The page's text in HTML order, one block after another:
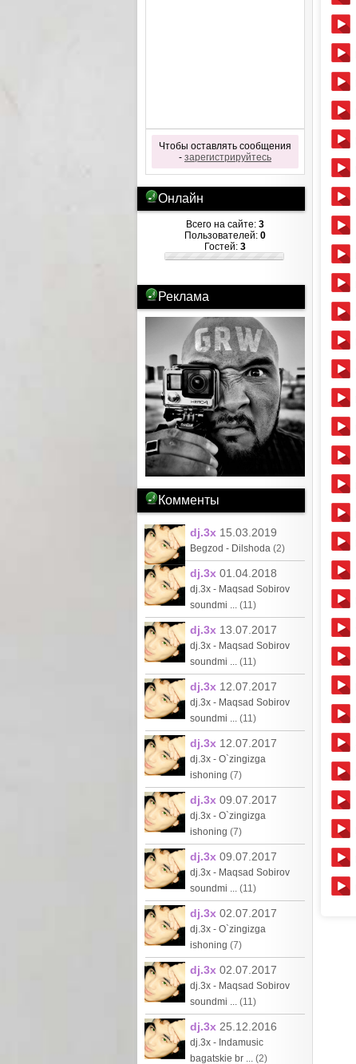
Чтобы оставлять сообщения
- зарегистрируйтесь
Онлайн
Всего на сайте: 3
Пользователей: 0
Гостей: 3
Реклама
Комменты
dj.3x 15.03.2019
Begzod - Dilshoda (2)
dj.3x 01.04.2018
dj.3x - Maqsad Sobirov
soundmi ... (11)
dj.3x 13.07.2017
dj.3x - Maqsad Sobirov
soundmi ... (11)
dj.3x 12.07.2017
dj.3x - Maqsad Sobirov
soundmi ... (11)
dj.3x 12.07.2017
dj.3x - O`zingizga
ishoning (7)
dj.3x 09.07.2017
dj.3x - O`zingizga
ishoning (7)
dj.3x 09.07.2017
dj.3x - Maqsad Sobirov
soundmi ... (11)
dj.3x 02.07.2017
dj.3x - O`zingizga
ishoning (7)
dj.3x 02.07.2017
dj.3x - Maqsad Sobirov
soundmi ... (11)
dj.3x 25.12.2016
dj.3x - Indamusic
bagatskie br ... (2)